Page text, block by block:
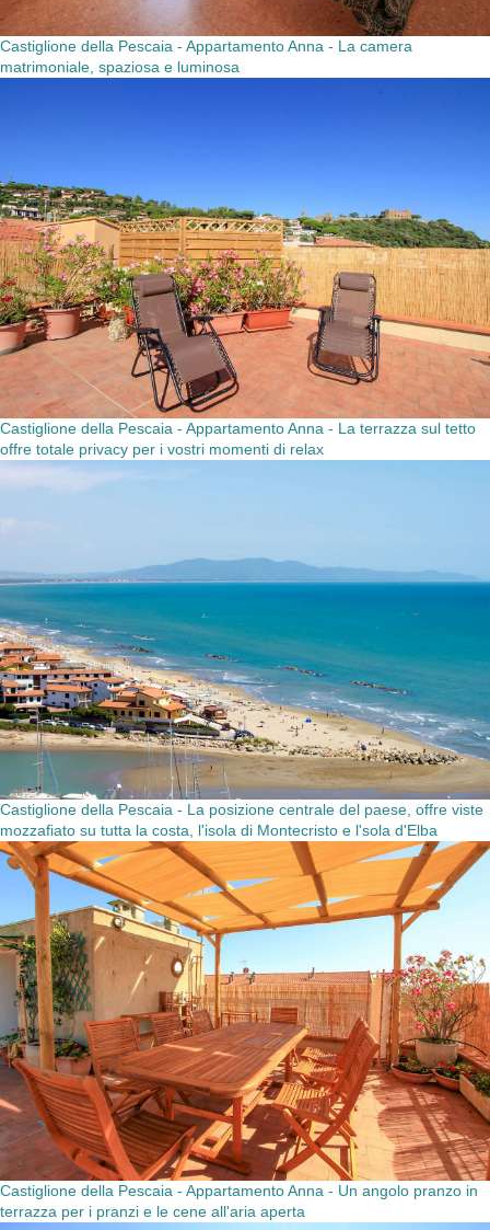
Castiglione della Pescaia - Appartamento Anna - La camera
matrimoniale, spaziosa e luminosa
Castiglione della Pescaia - Appartamento Anna - La terrazza sul tetto
offre totale privacy per i vostri momenti di relax
Castiglione della Pescaia - La posizione centrale del paese, offre viste
mozzafiato su tutta la costa, l'isola di Montecristo e l'sola d'Elba
Castiglione della Pescaia - Appartamento Anna - Un angolo pranzo in
terrazza per i pranzi e le cene all'aria aperta